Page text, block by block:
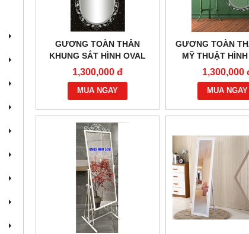
GƯƠNG TOÀN THÂN
KHUNG SẮT HÌNH OVAL
1,300,000 đ
MUA NGAY
GƯƠNG TOÀN
MỸ THUẬT
1,300,000
MUA NGAY